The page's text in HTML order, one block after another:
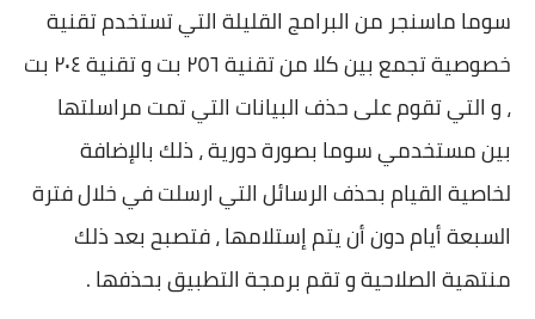
سوما ماسنجر من البرامج القليلة التي تستخدم تقنية
خصوصية تجمع بين كلا من تقنية ٢٥٦ بت و تقنية ٢٠٤ بت
، و التي تقوم على حذف البيانات التي تمت مراسلتها
بين مستخدمي سوما بصورة دورية ، ذلك بالإضافة
لخاصية القيام بحذف الرسائل التي ارسلت في خلال فترة
السبعة أيام دون أن يتم إستلامها ، فتصبح بعد ذلك
منتهية الصلاحية و تقم برمجة التطبيق بحذفها .